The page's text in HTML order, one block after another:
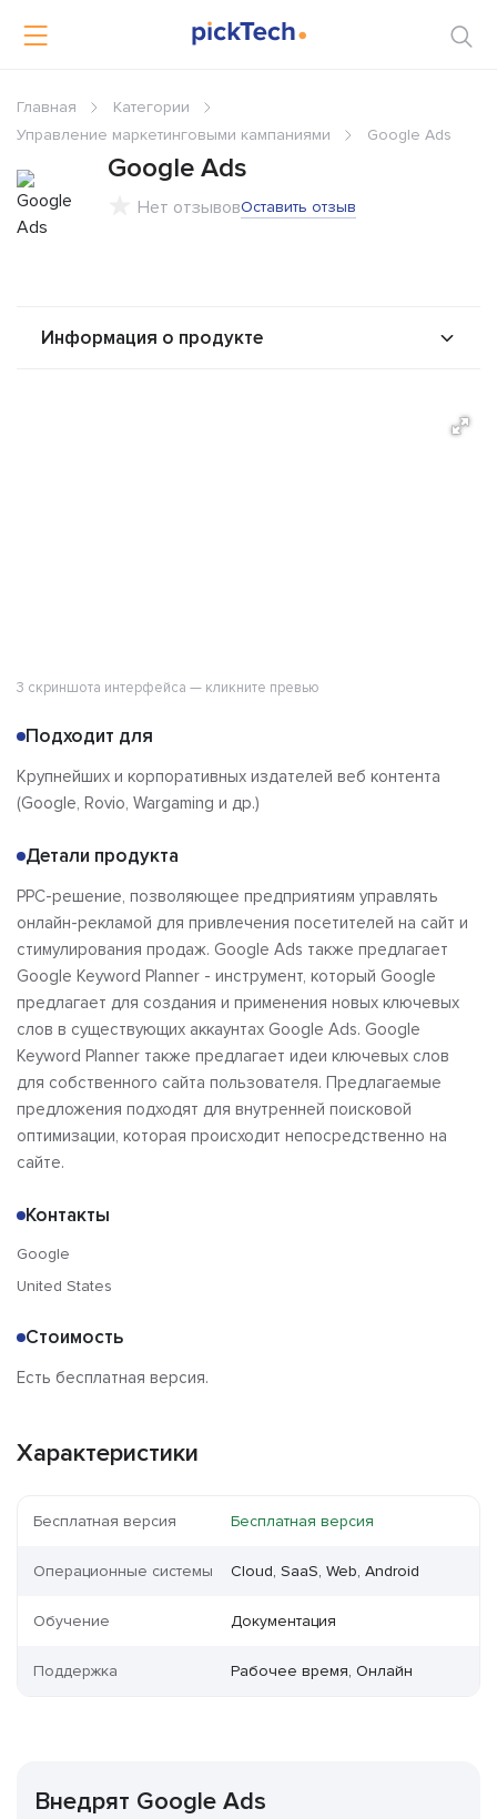
Главная
Категории
Управление маркетинговыми кампаниями
Google Ads
Google Ads
Нет отзывовОставить отзыв
Информация о продукте
3 скриншота интерфейса — кликните превью
Подходит для
Крупнейших и корпоративных издателей веб контента
(Google, Rovio, Wargaming и др.)
Детали продукта
PPC-решение, позволяющее предприятиям управлять
онлайн-рекламой для привлечения посетителей на сайт и
стимулирования продаж. Google Ads также предлагает
Google Keyword Planner - инструмент, который Google
предлагает для создания и применения новых ключевых
слов в существующих аккаунтах Google Ads. Google
Keyword Planner также предлагает идеи ключевых слов
для собственного сайта пользователя. Предлагаемые
предложения подходят для внутренней поисковой
оптимизации, которая происходит непосредственно на
сайте.
Контакты
Google
United States
Стоимость
Есть бесплатная версия.
Характеристики
Бесплатная версия Бесплатная версия
Операционные системы Cloud, SaaS, Web, Android
Обучение Документация
Поддержка Рабочее время, Онлайн
Внедрят Google Ads